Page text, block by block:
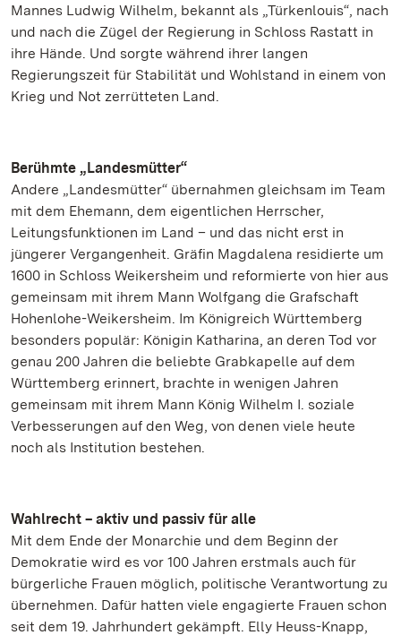
Mannes Ludwig Wilhelm, bekannt als „Türkenlouis“, nach
und nach die Zügel der Regierung in Schloss Rastatt in
ihre Hände. Und sorgte während ihrer langen
Regierungszeit für Stabilität und Wohlstand in einem von
Krieg und Not zerrütteten Land.
Berühmte „Landesmütter“
Andere „Landesmütter“ übernahmen gleichsam im Team
mit dem Ehemann, dem eigentlichen Herrscher,
Leitungsfunktionen im Land – und das nicht erst in
jüngerer Vergangenheit. Gräfin Magdalena residierte um
1600 in Schloss Weikersheim und reformierte von hier aus
gemeinsam mit ihrem Mann Wolfgang die Grafschaft
Hohenlohe-Weikersheim. Im Königreich Württemberg
besonders populär: Königin Katharina, an deren Tod vor
genau 200 Jahren die beliebte Grabkapelle auf dem
Württemberg erinnert, brachte in wenigen Jahren
gemeinsam mit ihrem Mann König Wilhelm I. soziale
Verbesserungen auf den Weg, von denen viele heute
noch als Institution bestehen.
Wahlrecht – aktiv und passiv für alle
Mit dem Ende der Monarchie und dem Beginn der
Demokratie wird es vor 100 Jahren erstmals auch für
bürgerliche Frauen möglich, politische Verantwortung zu
übernehmen. Dafür hatten viele engagierte Frauen schon
seit dem 19. Jahrhundert gekämpft. Elly Heuss-Knapp,